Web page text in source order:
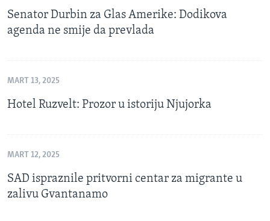
Senator Durbin za Glas Amerike: Dodikova
agenda ne smije da prevlada
MART 13, 2025
Hotel Ruzvelt: Prozor u istoriju Njujorka
MART 12, 2025
SAD ispraznile pritvorni centar za migrante u
zalivu Gvantanamo